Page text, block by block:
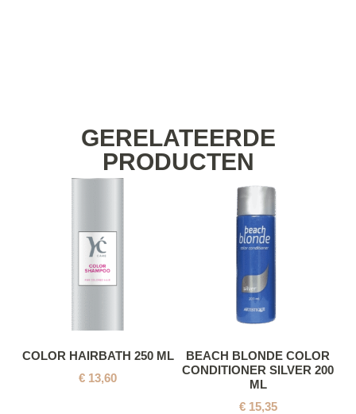
GERELATEERDE
PRODUCTEN
COLOR HAIRBATH 250 ML
€ 13,60
BEACH BLONDE COLOR
CONDITIONER SILVER 200
ML
€15,35